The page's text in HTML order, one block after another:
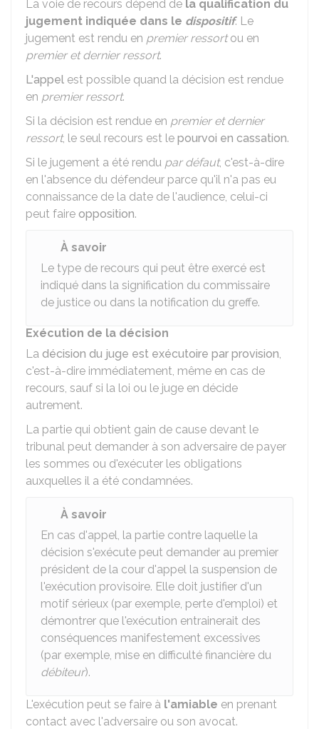
La voie de recours dépend de la qualification du
jugement indiquée dans le dispositif. Le
jugement est rendu en premier ressortou en
premier et dernier ressort.
L'appel est possible quand la décision est rendue
en premier ressort.
Si la décision est rendue en premier et dernier
ressort, le seul recours est le pourvoi en cassation.
Si le jugement a été rendu par défaut, c'est-à-dire
en l'absence du défendeur parce qu'il n'a pas eu
connaissance de la date de l'audience, celui-ci
peut faire opposition.
À savoir
Le type de recours qui peut être exercé est
indiqué dans la signification du commissaire
de justice ou dans la notification du greffe.
Exécution de la décision
La décision du juge est exécutoire par provision,
c'est-à-dire immédiatement, même en cas de
recours, sauf si la loi ou le juge en décide
autrement.
La partie qui obtient gain de cause devant le
tribunal peut demander à son adversaire de payer
les sommes ou d'exécuter les obligations
auxquelles il a été condamnées.
À savoir
En cas d'appel, la partie contre laquelle la
décision s'exécute peut demander au premier
président de la cour d'appel la suspension de
l'exécution provisoire. Elle doit justifier d'un
motif sérieux (par exemple, perte d'emploi) et
démontrer que l'exécution entrainerait des
conséquences manifestement excessives
(par exemple, mise en difficulté financière du
débiteur).
L'exécution peut se faire à l'amiable en prenant
contact avec l'adversaire ou son avocat.